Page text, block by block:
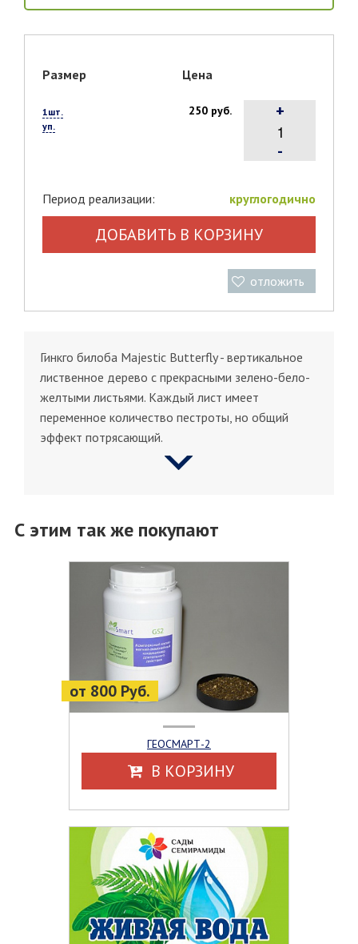
Размер Цена
1шт.
уп.
250 руб.
-
+
Период реализации: круглогодично
ДОБАВИТЬ В КОРЗИНУ
отложить
Гинкго билоба Majestic Butterfly - вертикальное
лиственное дерево с прекрасными зелено-бело-
желтыми листьями. Каждый лист имеет
переменное количество пестроты, но общий
эффект потрясающий.
С этим так же покупают
от 800 Руб.
ГЕОСМАРТ-2
В КОРЗИНУ